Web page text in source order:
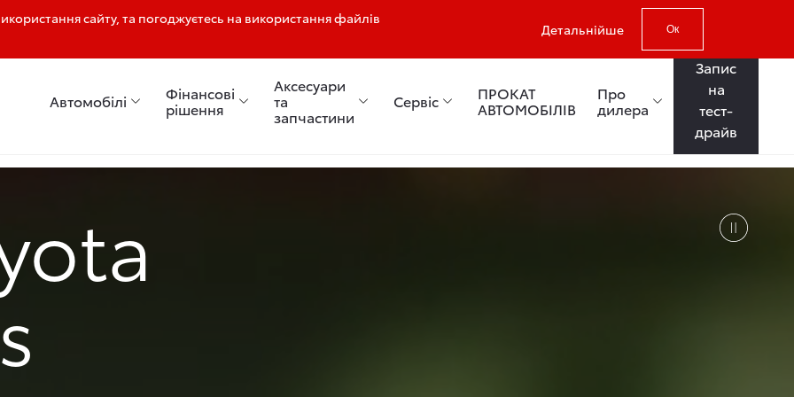
сайту, та погоджуєтесь на використання файлів
Детальнійше Ок
Автомобілі Фінансові
рішення
Аксесуари
та
запчастини
Сервіс ПРОКАТ
АВТОМОБІЛІВ
Про
дилера
Запис
на
тест-
драйв